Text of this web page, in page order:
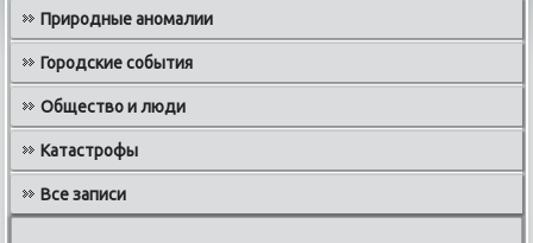
Природные аномалии
Городские события
Общество и люди
Катастрофы
Все записи